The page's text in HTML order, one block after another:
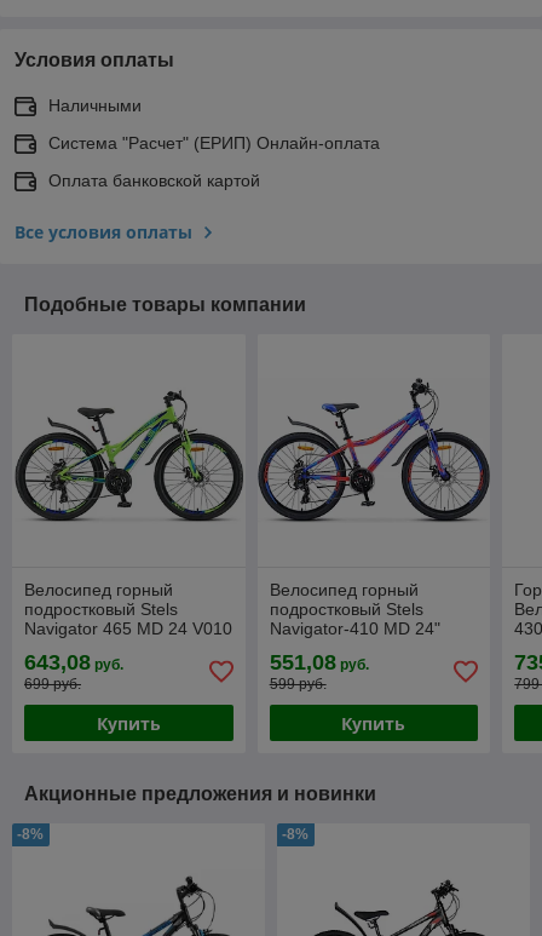
Условия оплаты
Наличными
Система "Расчет" (ЕРИП) Онлайн-оплата
Оплата банковской картой
Все условия оплаты
Подобные товары компании
Велосипед горный
подростковый Stels
Navigator 465 MD 24 V010
643,08 руб.
699 руб.
Купить
Велосипед горный
подростковый Stels
Navigator-410 MD 24"
551,08руб.
599 руб.
Купить
799
Акционные предложения и новинки
-8% -8%